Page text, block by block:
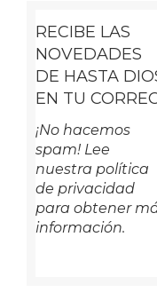
RECIBE LAS
NOVEDADES
DE HASTA
EN TU
¡No hacemos
spam! Lee
nuestra política
de privacidad
para obtener
información.